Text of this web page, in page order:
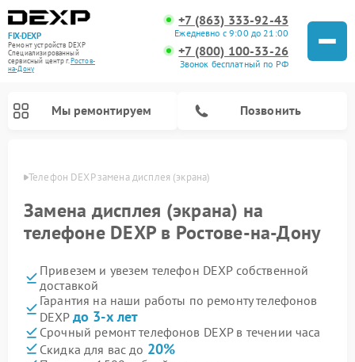
FIX-DEXP
Ремонт устройств DEXP
Специализированный
cервисный центр г.Ростов-
на-Дону
+7 (863) 333-92-43
Ежедневно с 9:00 до 21:00
+7 (800) 100-33-26
Звонок бесплатный по РФ
Мы ремонтируем Позвонить
Телефон DEXP замена дисплея (экрана)
Замена дисплея (экрана) на
телефоне DEXP в Ростове-на-Дону
Привезем и увезем телефон DEXP собственной
доставкой
Гарантия на наши работы по ремонту телефонов
DEXP до 3-х лет
Срочный ремонт телефонов DEXP в течении часа
Скидка для вас до 20%